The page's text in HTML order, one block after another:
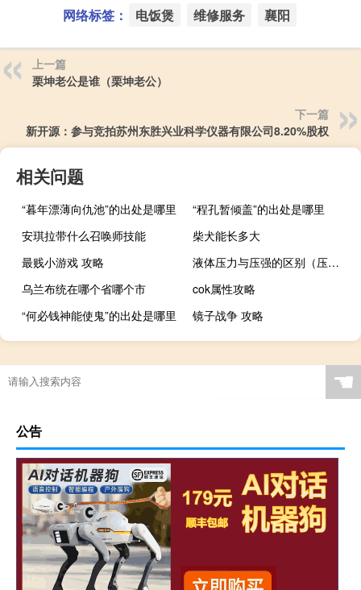
网络标签： 电饭煲 维修服务 襄阳
上一篇
栗坤老公是谁（栗坤老公）
下一篇
新开源：参与竞拍苏州东胜兴业科学仪器有限公司8.20%股权
相关问题
“暮年漂薄向仇池”的出处是哪里
“程孔暂倾盖”的出处是哪里
安琪拉带什么召唤师技能
柴犬能长多大
最贱小游戏 攻略
液体压力与压强的区别（压力与压强的区别）
乌兰布统在哪个省哪个市
cok属性攻略
“何必钱神能使鬼”的出处是哪里
镜子战争 攻略
☚
公告